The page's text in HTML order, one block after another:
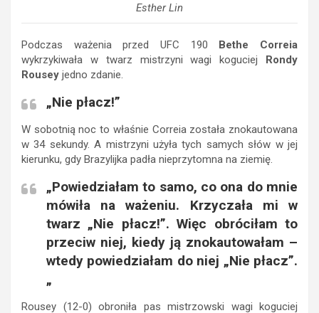
Esther Lin
Podczas ważenia przed UFC 190 Bethe Correia
wykrzykiwała w twarz mistrzyni wagi koguciej Rondy
Rousey jedno zdanie.
„Nie płacz!”
W sobotnią noc to właśnie Correia została znokautowana
w 34 sekundy. A mistrzyni użyła tych samych słów w jej
kierunku, gdy Brazylijka padła nieprzytomna na ziemię.
„Powiedziałam to samo, co ona do mnie
mówiła na ważeniu. Krzyczała mi w
twarz „Nie płacz!”. Więc obróciłam to
przeciw niej, kiedy ją znokautowałam –
wtedy powiedziałam do niej „Nie płacz”.
„
Rousey (12-0) obroniła pas mistrzowski wagi koguciej